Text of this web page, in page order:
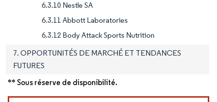
6.3.10 Nestle SA
6.3.11 Abbott Laboratories
6.3.12 Body Attack Sports Nutrition
7. OPPORTUNITÉS DE MARCHÉ ET TENDANCES
FUTURES
** Sous réserve de disponibilité.